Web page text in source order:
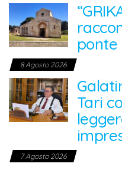
ponte
8 Agosto 2026
Tari
7 Agosto 2026